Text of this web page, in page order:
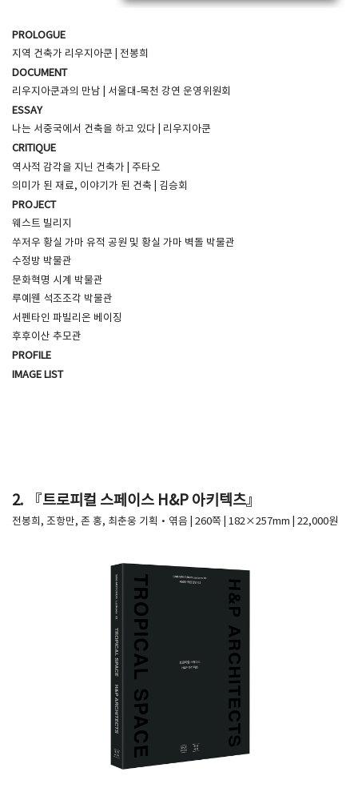
PROLOGUE
지역 건축가 리우지아쿤 | 전봉희
DOCUMENT
리우지아쿤과의 만남 | 서울대-목천 강연 운영위원회
ESSAY
나는 서중국에서 건축을 하고 있다 | 리우지아쿤
CRITIQUE
역사적 감각을 지닌 건축가 | 주타오
의미가 된 재료, 이야기가 된 건축 | 김승회
PROJECT
웨스트 빌리지
쑤저우 황실 가마 유적 공원 및 황실 가마 벽돌 박물관
수정방 박물관
문화혁명 시계 박물관
루예웬 석조조각 박물관
서펜타인 파빌리온 베이징
후후이산 추모관
PROFILE
IMAGE LIST
2. 『트로피컬 스페이스 H&P 아키텍츠』
전봉희, 조항만, 존 홍, 최춘웅 기획·엮음 | 260쪽 | 182×257mm | 22,000원​